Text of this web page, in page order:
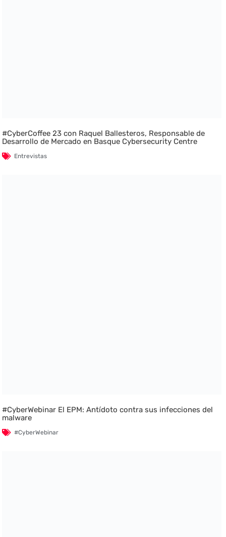
#CyberCoffee 23 con Raquel Ballesteros, Responsable de
Desarrollo de Mercado en Basque Cybersecurity Centre
Entrevistas
#CyberWebinar El EPM: Antídoto contra sus infecciones del
malware
#CyberWebinar